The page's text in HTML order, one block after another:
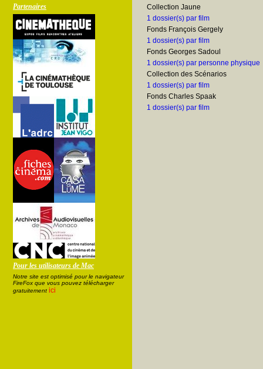
Partenaires
Pour les utilisateurs de Mac
Notre site est optimisé pour le navigateur
FireFox que vous pouvez télécharger
gratuitement ici
Collection Jaune
1 dossier(s) par film
Fonds François Gergely
1 dossier(s) par film
Fonds Georges Sadoul
1 dossier(s) par personne physique
Collection des Scénarios
1 dossier(s) par film
Fonds Charles Spaak
1 dossier(s) par film